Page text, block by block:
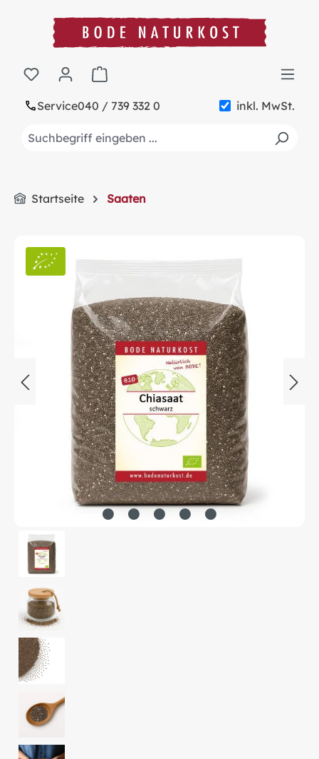
springen
Service040 / 739 332 0 inkl. MwSt.
Warenkorb enthält 0 Positionen. Der
Startseite Saaten
Bildergalerie überspringen